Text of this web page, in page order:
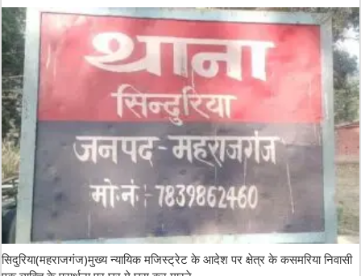
सिदुरिया(महराजगंज)मुख्य न्यायिक मजिस्ट्रेट के आदेश पर क्षेत्र के कसमरिया निवासी